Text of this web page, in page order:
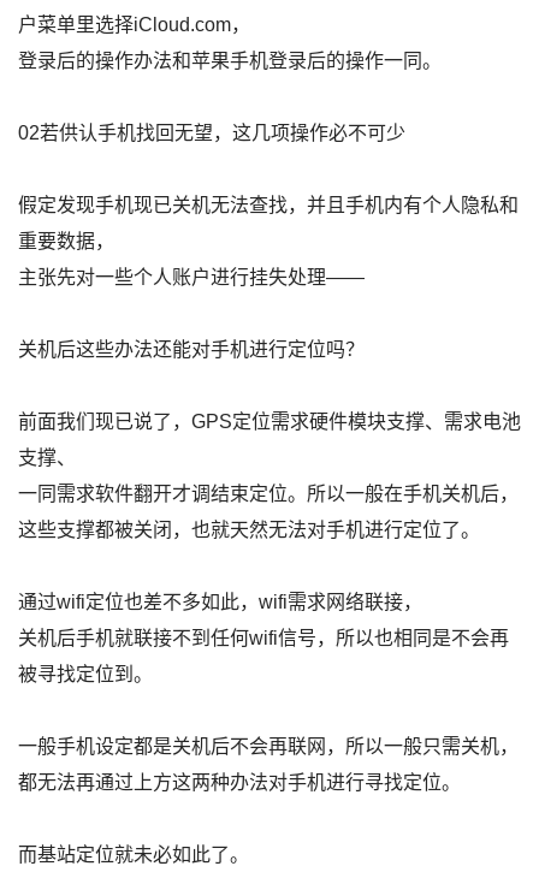
户菜单里选择iCloud.com，
登录后的操作办法和苹果手机登录后的操作一同。
02若供认手机找回无望，这几项操作必不可少
假定发现手机现已关机无法查找，并且手机内有个人隐私和
重要数据，
主张先对一些个人账户进行挂失处理——
关机后这些办法还能对手机进行定位吗？
前面我们现已说了，GPS定位需求硬件模块支撑、需求电池
支撑、
一同需求软件翻开才调结束定位。所以一般在手机关机后，
这些支撑都被关闭，也就天然无法对手机进行定位了。
通过wifi定位也差不多如此，wifi需求网络联接，
关机后手机就联接不到任何wifi信号，所以也相同是不会再
被寻找定位到。
一般手机设定都是关机后不会再联网，所以一般只需关机，
都无法再通过上方这两种办法对手机进行寻找定位。
而基站定位就未必如此了。